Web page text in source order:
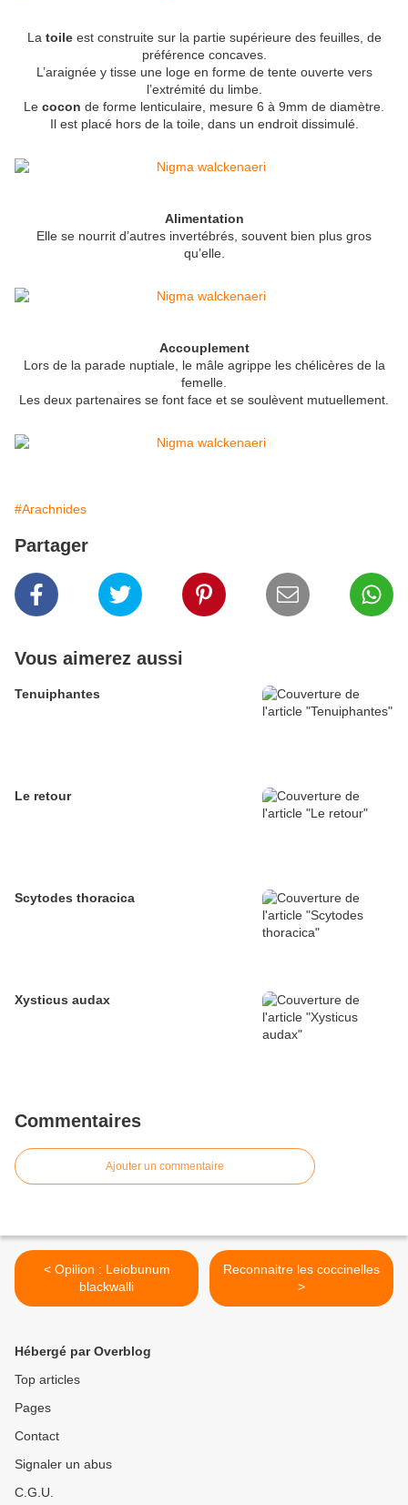
La toile est construite sur la partie supérieure des feuilles, de
préférence concaves.
L’araignée y tisse une loge en forme de tente ouverte vers
l’extrémité du limbe.
Le cocon de forme lenticulaire, mesure 6 à 9mm de diamètre.
Il est placé hors de la toile, dans un endroit dissimulé.
Alimentation
Elle se nourrit d’autres invertébrés, souvent bien plus gros
qu’elle.
Accouplement
Lors de la parade nuptiale, le mâle agrippe les chélicères de la
femelle.
Les deux partenaires se font face et se soulèvent mutuellement.
#Arachnides
Partager
Vous aimerez aussi
Tenuiphantes
Le retour
Scytodes thoracica
Xysticus audax
Commentaires
Ajouter un commentaire
< Opilion : Leiobunum
blackwalli
Reconnaitre les coccinelles
>
Hébergé par Overblog
Top articles
Pages
Contact
Signaler un abus
C.G.U.